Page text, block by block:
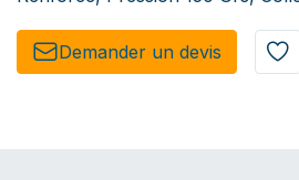
Demander un de​​vis​​